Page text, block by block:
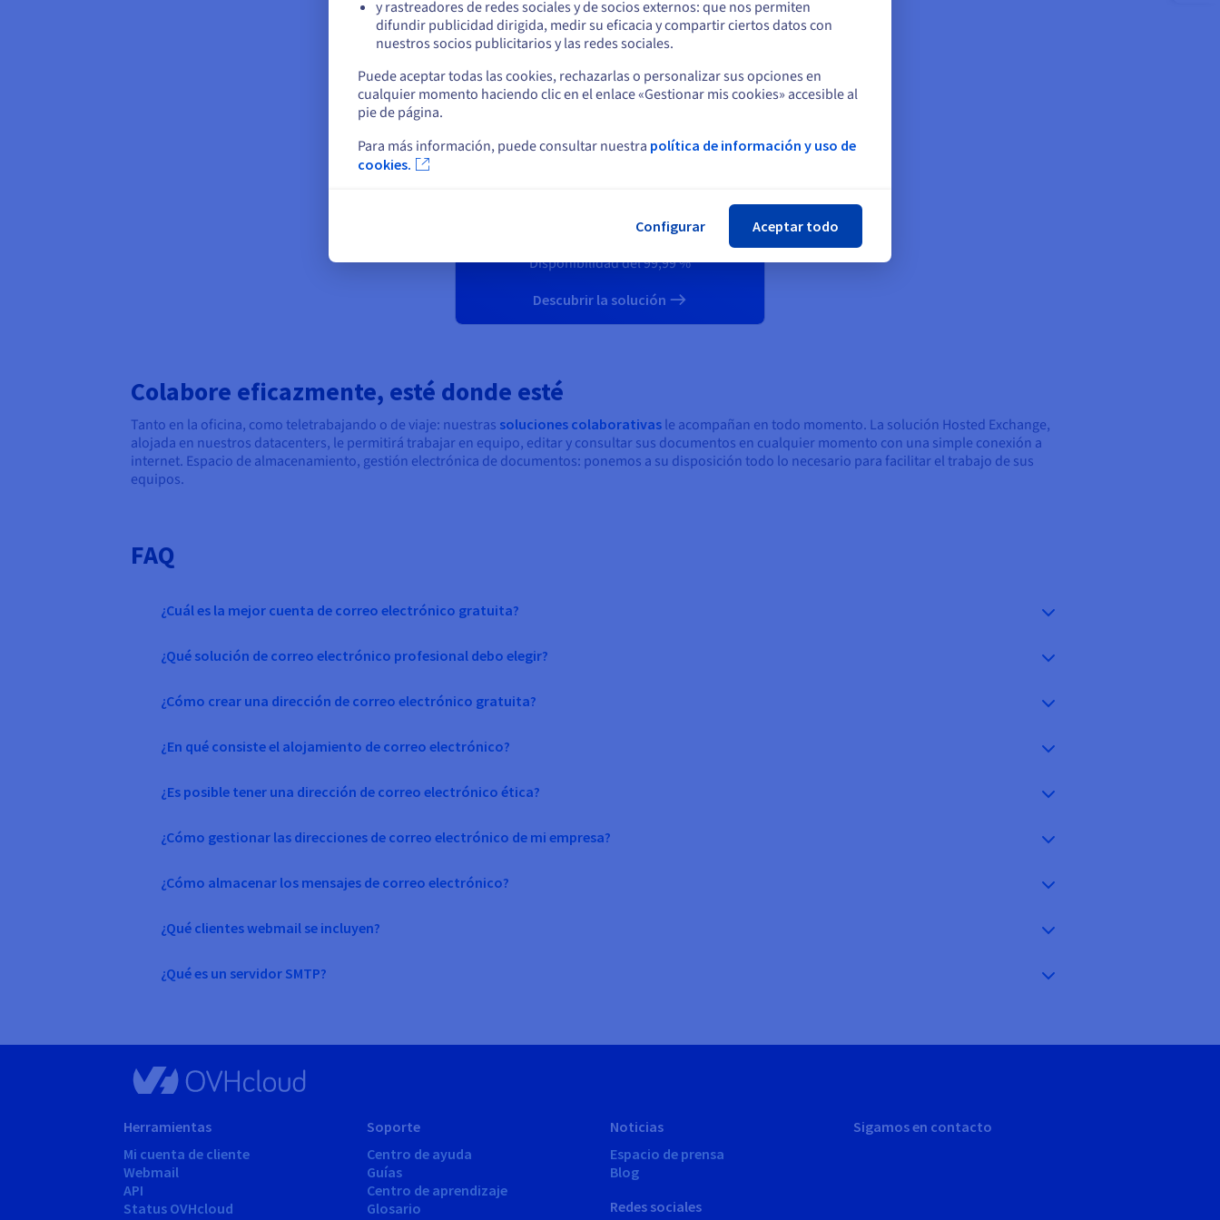
Hosted Exchange
Desde
$4.89
50 o 300 GB/cuenta
Disponibilidad del 99,99 %
Descubrir la solución
Colabore eficazmente, esté donde esté
Tanto en la oficina, como teletrabajando o de viaje: nuestras soluciones colaborativas le acompañan en todo momento. La solución Hosted Exchange,
alojada en nuestros datacenters, le permitirá trabajar en equipo, editar y consultar sus documentos en cualquier momento con una simple conexión a
internet. Espacio de almacenamiento, gestión electrónica de documentos: ponemos a su disposición todo lo necesario para facilitar el trabajo de sus
equipos.
FAQ
¿Cuál es la mejor cuenta de correo electrónico gratuita?
¿Qué solución de correo electrónico profesional debo elegir?
¿Cómo crear una dirección de correo electrónico gratuita?
¿En qué consiste el alojamiento de correo electrónico?
¿Es posible tener una dirección de correo electrónico ética?
¿Cómo gestionar las direcciones de correo electrónico de mi empresa?
¿Cómo almacenar los mensajes de correo electrónico?
¿Qué clientes webmail se incluyen?
¿Qué es un servidor SMTP?
Herramientas
Mi cuenta de cliente
Webmail
API
Status OVHcloud
Soporte
Centro de ayuda
Guías
Centro de aprendizaje
Glosario
Noticias
Espacio de prensa
Blog
Redes sociales
Sigamos en contacto
Permanezca en el sitio web actual
Seleccione otro sitio web
y rastreadores de redes sociales y de socios externos: que nos permiten
difundir publicidad dirigida, medir su eficacia y compartir ciertos datos con
nuestros socios publicitarios y las redes sociales.
Puede aceptar todas las cookies, rechazarlas o personalizar sus opciones en
cualquier momento haciendo clic en el enlace «Gestionar mis cookies» accesible al
pie de página.
Para más información, puede consultar nuestra política de información y uso de
cookies.
Configurar Aceptar todo